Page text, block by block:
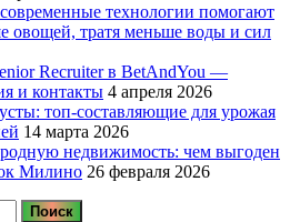
технологии помогают
овощей, тратя меньше воды и сил
Recruiter в BetAndYou —
и контакты 4 апреля 2026
топ‑составляющие для урожая
14 марта 2026
недвижимость: чем выгоден
Милино 26 февраля 2026